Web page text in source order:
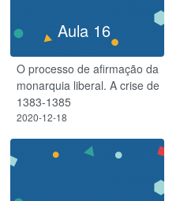
Aula 16
O processo de afirmação da
monarquia liberal. A crise de
1383-1385
2020-12-18